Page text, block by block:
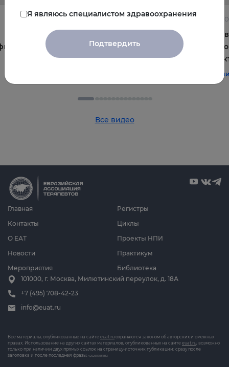
22.06.2026
Постменопауза на приёме: алгоритмы для
терапевта
и
и
Все видео
Главная
О ЕАТ
Новости
Мероприятия
Циклы
Проекты НПИ
Практикум
Библиотека
Регистры
Контакты
101000, г. Москва, Милютинский переулок, д. 18А
+7 (495) 708-42-23
info@euat.ru
Все материалы, опубликованные на сайте euat.ru охраняются законом об авторских и смежных
правах. Использование на других сайтах материалов, опубликованных на сайте euat.ru, возможно
только при наличии двух прямых ссылок на страницу-источник публикации: сразу после
заголовка и после последней фразы. v202607031833
Я являюсь специалистом здравоохранения
Подтвердить